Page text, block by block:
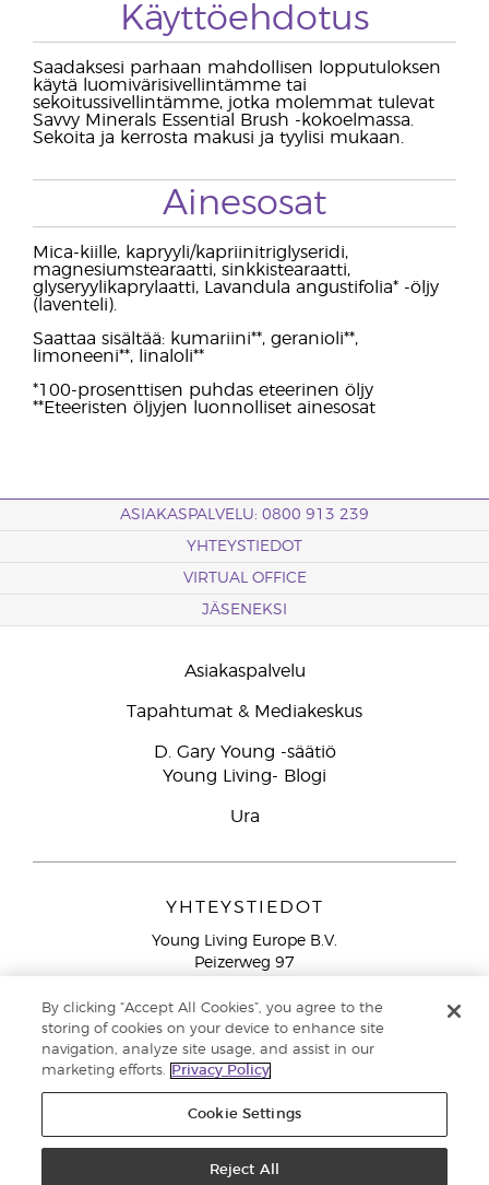
Käyttöehdotus
Saadaksesi parhaan mahdollisen lopputuloksen
käytä luomivärisivellintämme tai
sekoitussivellintämme, jotka molemmat tulevat
Savvy Minerals Essential Brush -kokoelmassa.
Sekoita ja kerrosta makusi ja tyylisi mukaan.
Ainesosat
Mica-kiille, kapryyli/kapriinitriglyseridi,
magnesiumstearaatti, sinkkistearaatti,
glyseryylikaprylaatti, Lavandula angustifolia* -öljy
(laventeli).
Saattaa sisältää: kumariini**, geranioli**,
limoneeni**, linaloli**
*100-prosenttisen puhdas eteerinen öljy
**Eteeristen öljyjen luonnolliset ainesosat
ASIAKASPALVELU: 0800 913 239
YHTEYSTIEDOT
VIRTUAL OFFICE
JÄSENEKSI
Asiakaspalvelu
Tapahtumat & Mediakeskus
D. Gary Young -säätiö
Young Living- Blogi
Ura
YHTEYSTIEDOT
Young Living Europe B.V.
Peizerweg 97
Netherlands
Ilmainen yhteydenotto lankanumeroista Suomesta
913 239
Email: asiakaspalvelu@youngliving.com
pidätetään. |Yksityisyydensuoja
By clicking “Accept All Cookies”, you agree to the
storing of cookies on your device to enhance site
navigation, analyze site usage, and assist in our
marketing efforts.
Privacy Policy
Cookie Settings
Reject All